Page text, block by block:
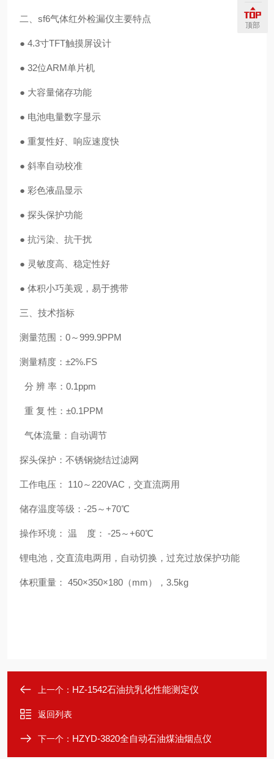
二、sf6气体红外检漏仪主要特点
● 4.3寸TFT触摸屏设计
● 32位ARM单片机
● 大容量储存功能
● 电池电量数字显示
● 重复性好、响应速度快
● 斜率自动校准
● 彩色液晶显示
● 探头保护功能
● 抗污染、抗干扰
● 灵敏度高、稳定性好
● 体积小巧美观，易于携带
三、技术指标
测量范围：0～999.9PPM
测量精度：±2%.FS
分 辨 率：0.1ppm
重 复 性：±0.1PPM
气体流量：自动调节
探头保护：不锈钢烧结过滤网
工作电压： 110～220VAC，交直流两用
储存温度等级：-25～+70℃
操作环境： 温 度： -25～+60℃
锂电池，交直流电两用，自动切换，过充过放保护功能
体积重量： 450×350×180（mm），3.5kg
上一个： HZ-1542石油抗乳化性能测定仪
返回列表
下一个： HZYD-3820全自动石油煤油烟点仪
顶部